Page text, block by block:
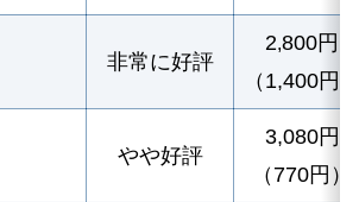
非常に好評
2,800円
（1,400円
やや好評
3,080円
（770円）